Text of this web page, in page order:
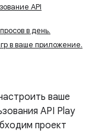
API
в день.
в ваше приложение.
ваше
API Play
проект